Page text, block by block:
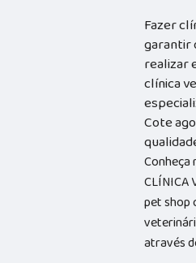
Fazer
garantir
realizar
clínica
Cote
Conheça
CLÍNICA
pet shop
através